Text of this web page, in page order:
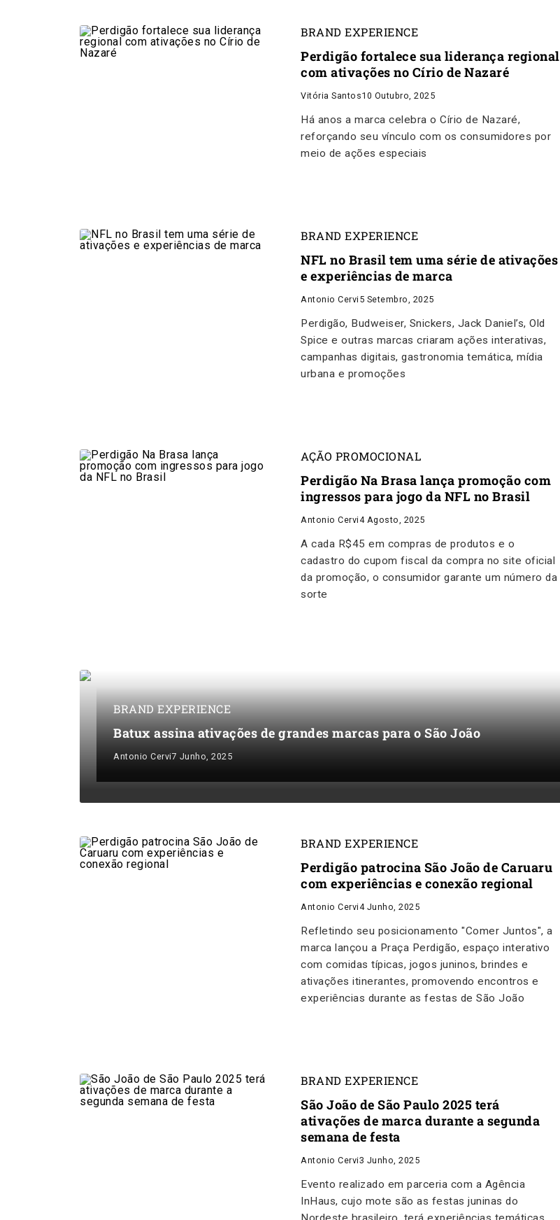
BRAND EXPERIENCE
Perdigão fortalece sua liderança regional
com ativações no Círio de Nazaré
Vitória Santos10 Outubro, 2025
Há anos a marca celebra o Círio de Nazaré,
reforçando seu vínculo com os consumidores por
meio de ações especiais
BRAND EXPERIENCE
NFL no Brasil tem uma série de ativações
e experiências de marca
Antonio Cervi 5 Setembro, 2025
Perdigão, Budweiser, Snickers, Jack Daniel’s, Old
Spice e outras marcas criaram ações interativas,
campanhas digitais, gastronomia temática, mídia
urbana e promoções
AÇÃO PROMOCIONAL
Perdigão Na Brasa lança promoção com
ingressos para jogo da NFL no Brasil
Antonio Cervi4 Agosto, 2025
A cada R$45 em compras de produtos e o
cadastro do cupom fiscal da compra no site oficial
da promoção, o consumidor garante um número da
sorte
BRAND EXPERIENCE
Batux assina ativações de grandes marcas para o São João
Antonio Cervi7 Junho, 2025
BRAND EXPERIENCE
Perdigão patrocina São João de Caruaru
com experiências e conexão regional
Antonio Cervi4 Junho, 2025
Refletindo seu posicionamento "Comer Juntos", a
marca lançou a Praça Perdigão, espaço interativo
com comidas típicas, jogos juninos, brindes e
ativações itinerantes, promovendo encontros e
experiências durante as festas de São João
BRAND EXPERIENCE
São João de São Paulo 2025 terá
ativações de marca durante a segunda
semana de festa
Antonio Cervi3 Junho, 2025
Evento realizado em parceria com a Agência
InHaus, cujo mote são as festas juninas do